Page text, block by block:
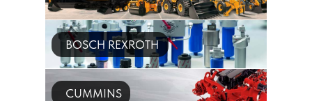
BOSCH REXROTH
CUMMINS